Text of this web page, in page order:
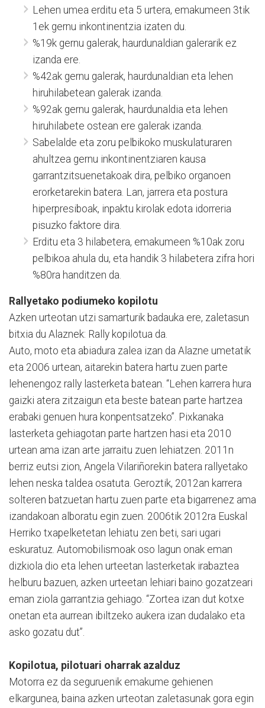
Lehen umea erditu eta 5 urtera, emakumeen 3tik
1ek gernu inkontinentzia izaten du.
%19k gernu galerak, haurdunaldian galerarik ez
izanda ere.
%42ak gernu galerak, haurdunaldian eta lehen
hiruhilabetean galerak izanda.
%92ak gernu galerak, haurdunaldia eta lehen
hiruhilabete ostean ere galerak izanda.
Sabelalde eta zoru pelbikoko muskulaturaren
ahultzea gernu inkontinentziaren kausa
garrantzitsuenetakoak dira, pelbiko organoen
erorketarekin batera. Lan, jarrera eta postura
hiperpresiboak, inpaktu kirolak edota idorreria
pisuzko faktore dira.
Erditu eta 3 hilabetera, emakumeen %10ak zoru
pelbikoa ahula du, eta handik 3 hilabetera zifra hori
%80ra handitzen da.
Rallyetako podiumeko kopilotu
Azken urteotan utzi samarturik badauka ere, zaletasun
bitxia du Alaznek: Rally kopilotua da.
Auto, moto eta abiadura zalea izan da Alazne umetatik
eta 2006 urtean, aitarekin batera hartu zuen parte
lehenengoz rally lasterketa batean. “Lehen karrera hura
gaizki atera zitzaigun eta beste batean parte hartzea
erabaki genuen hura konpentsatzeko”. Pixkanaka
lasterketa gehiagotan parte hartzen hasi eta 2010
urtean ama izan arte jarraitu zuen lehiatzen. 2011n
berriz eutsi zion, Angela Vilariñorekin batera rallyetako
lehen neska taldea osatuta. Geroztik, 2012an karrera
solteren batzuetan hartu zuen parte eta bigarrenez ama
izandakoan alboratu egin zuen. 2006tik 2012ra Euskal
Herriko txapelketetan lehiatu zen beti, sari ugari
eskuratuz. Automobilismoak oso lagun onak eman
dizkiola dio eta lehen urteetan lasterketak irabaztea
helburu bazuen, azken urteetan lehiari baino gozatzeari
eman ziola garrantzia gehiago. “Zortea izan dut kotxe
onetan eta aurrean ibiltzeko aukera izan dudalako eta
asko gozatu dut”.
Kopilotua, pilotuari oharrak azalduz
Motorra ez da seguruenik emakume gehienen
elkargunea, baina azken urteotan zaletasunak gora egin